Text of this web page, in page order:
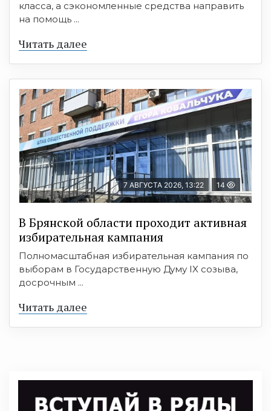
класса, а сэкономленные средства направить
на помощь ...
Читать далее
7 АВГУСТА 2026, 13:22 14
В Брянской области проходит активная
избирательная кампания
Полномасштабная избирательная кампания по
выборам в Государственную Думу IX созыва,
досрочным ...
Читать далее